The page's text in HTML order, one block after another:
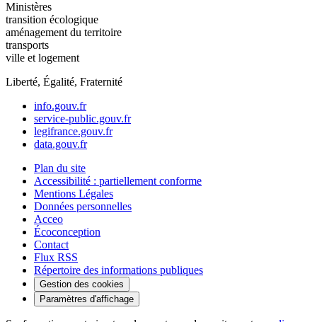
Ministères
transition écologique
aménagement du territoire
transports
ville et logement
Liberté, Égalité, Fraternité
info.gouv.fr
service-public.gouv.fr
legifrance.gouv.fr
data.gouv.fr
Plan du site
Accessibilité : partiellement conforme
Mentions Légales
Données personnelles
Acceo
Écoconception
Contact
Flux RSS
Répertoire des informations publiques
Gestion des cookies
Paramètres d'affichage